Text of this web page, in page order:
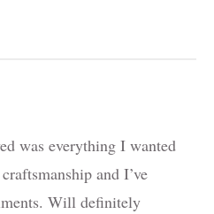
was everything I wanted
and I’ve
Will definitely